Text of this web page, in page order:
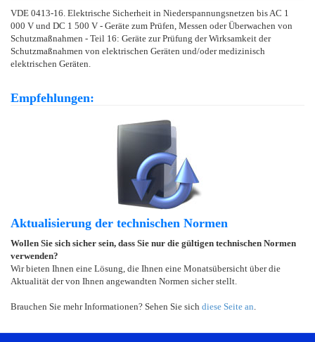
VDE 0413-16. Elektrische Sicherheit in Niederspannungsnetzen bis AC 1
000 V und DC 1 500 V - Geräte zum Prüfen, Messen oder Überwachen von
Schutzmaßnahmen - Teil 16: Geräte zur Prüfung der Wirksamkeit der
Schutzmaßnahmen von elektrischen Geräten und/oder medizinisch
elektrischen Geräten.
Empfehlungen:
Aktualisierung der technischen Normen
Wollen Sie sich sicher sein, dass Sie nur die gültigen technischen Normen
verwenden?
Wir bieten Ihnen eine Lösung, die Ihnen eine Monatsübersicht über die
Aktualität der von Ihnen angewandten Normen sicher stellt.
Brauchen Sie mehr Informationen? Sehen Sie sich diese Seite an